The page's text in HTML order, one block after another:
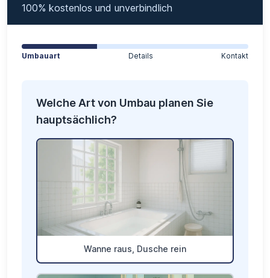
100% kostenlos und unverbindlich
Umbauart Details Kontakt
Welche Art von Umbau planen Sie
hauptsächlich?
Wanne raus, Dusche rein